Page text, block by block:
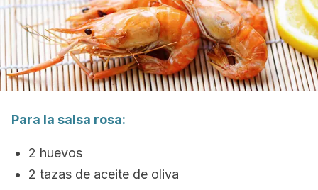
Para la salsa rosa:
2 huevos
2 tazas de aceite de oliva